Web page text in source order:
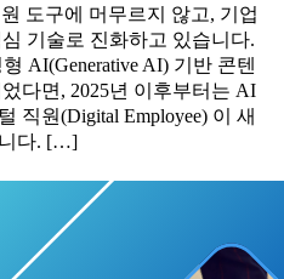
도구에 머무르지 않고, 기업
기술로 진화하고 있습니다.
AI(Generative AI) 기반 콘텐
다면, 2025년 이후부터는 AI
직원(Digital Employee) 이 새
니다. […]